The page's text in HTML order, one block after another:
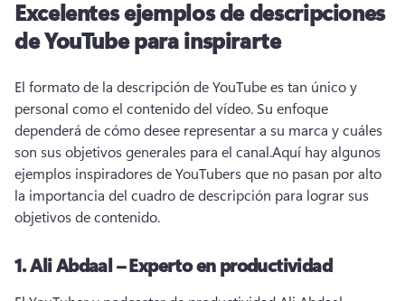
Excelentes ejemplos de descripciones
de YouTube para inspirarte
El formato de la descripción de YouTube es tan único y
personal como el contenido del vídeo. Su enfoque
dependerá de cómo desee representar a su marca y cuáles
son sus objetivos generales para el canal.Aquí hay algunos
ejemplos inspiradores de YouTubers que no pasan por alto
la importancia del cuadro de descripción para lograr sus
objetivos de contenido.
1.Ali Abdaal – Experto en productividad